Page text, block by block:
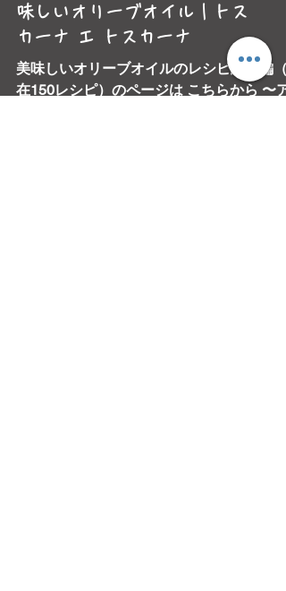
ブオイルソースで～】by 美
味しいオリーブオイル｜トス
カーナ エ トスカーナ
美味しいオリーブオイルのレシピ総集編（